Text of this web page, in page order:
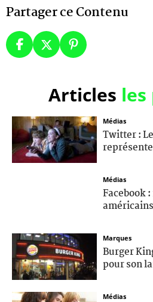
Partager ce Contenu
Articles les
Médias
Twitter :
Médias
Facebook
Marques
Burger
pour son
Médias